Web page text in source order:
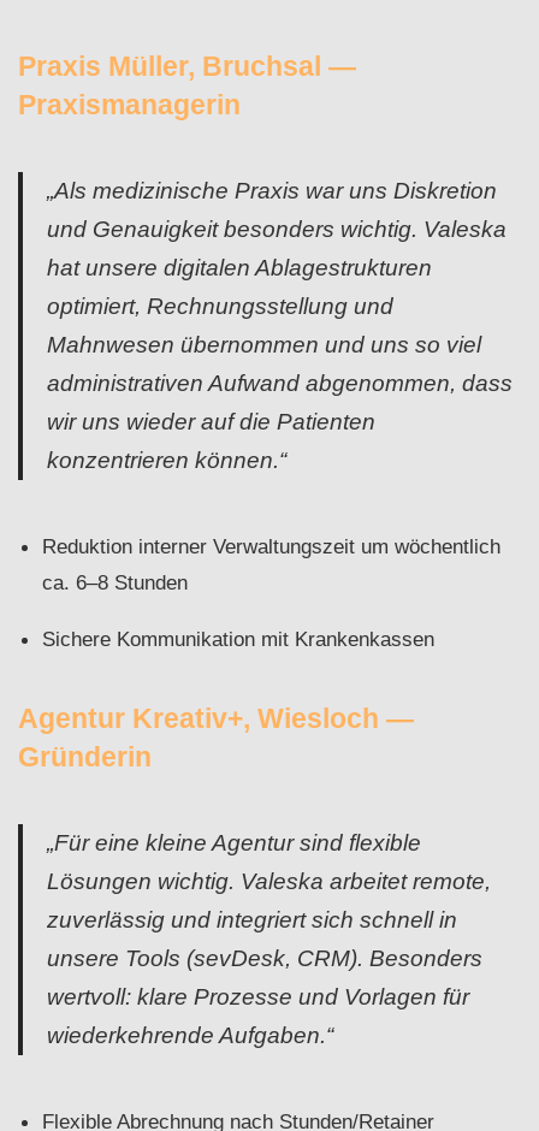
Praxis Müller, Bruchsal —
Praxismanagerin
„Als medizinische Praxis war uns Diskretion
und Genauigkeit besonders wichtig. Valeska
hat unsere digitalen Ablagestrukturen
optimiert, Rechnungsstellung und
Mahnwesen übernommen und uns so viel
administrativen Aufwand abgenommen, dass
wir uns wieder auf die Patienten
konzentrieren können.“
Reduktion interner Verwaltungszeit um wöchentlich
ca. 6–8 Stunden
Sichere Kommunikation mit Krankenkassen
Agentur Kreativ+, Wiesloch —
Gründerin
„Für eine kleine Agentur sind flexible
Lösungen wichtig. Valeska arbeitet remote,
zuverlässig und integriert sich schnell in
unsere Tools (sevDesk, CRM). Besonders
wertvoll: klare Prozesse und Vorlagen für
wiederkehrende Aufgaben.“
Flexible Abrechnung nach Stunden/Retainer